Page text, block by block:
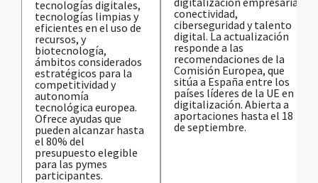
tecnologías digitales,
tecnologías limpias y
eficientes en el uso de
recursos, y
biotecnología,
ámbitos considerados
estratégicos para la
competitividad y
autonomía
tecnológica europea.
Ofrece ayudas que
pueden alcanzar hasta
el 80% del
presupuesto elegible
para las pymes
participantes.
conectividad,
ciberseguridad y talento
digital. La actualización
responde a las
recomendaciones de la
Comisión Europea, que
sitúa a España entre los
países líderes de la UE en
digitalización. Abierta a
aportaciones hasta el 18
de septiembre.